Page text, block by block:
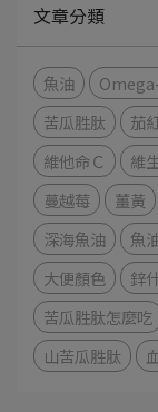
文章分類
魚油
苦瓜胜肽
茄
維他命Ｃ
維
蔓越莓
薑黃
深海魚油
魚
大便顏色
鋅
苦瓜胜肽怎麼吃
山苦瓜胜肽